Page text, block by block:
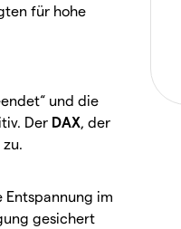
für hohe
und die
Der DAX, der
Entspannung im
gesichert